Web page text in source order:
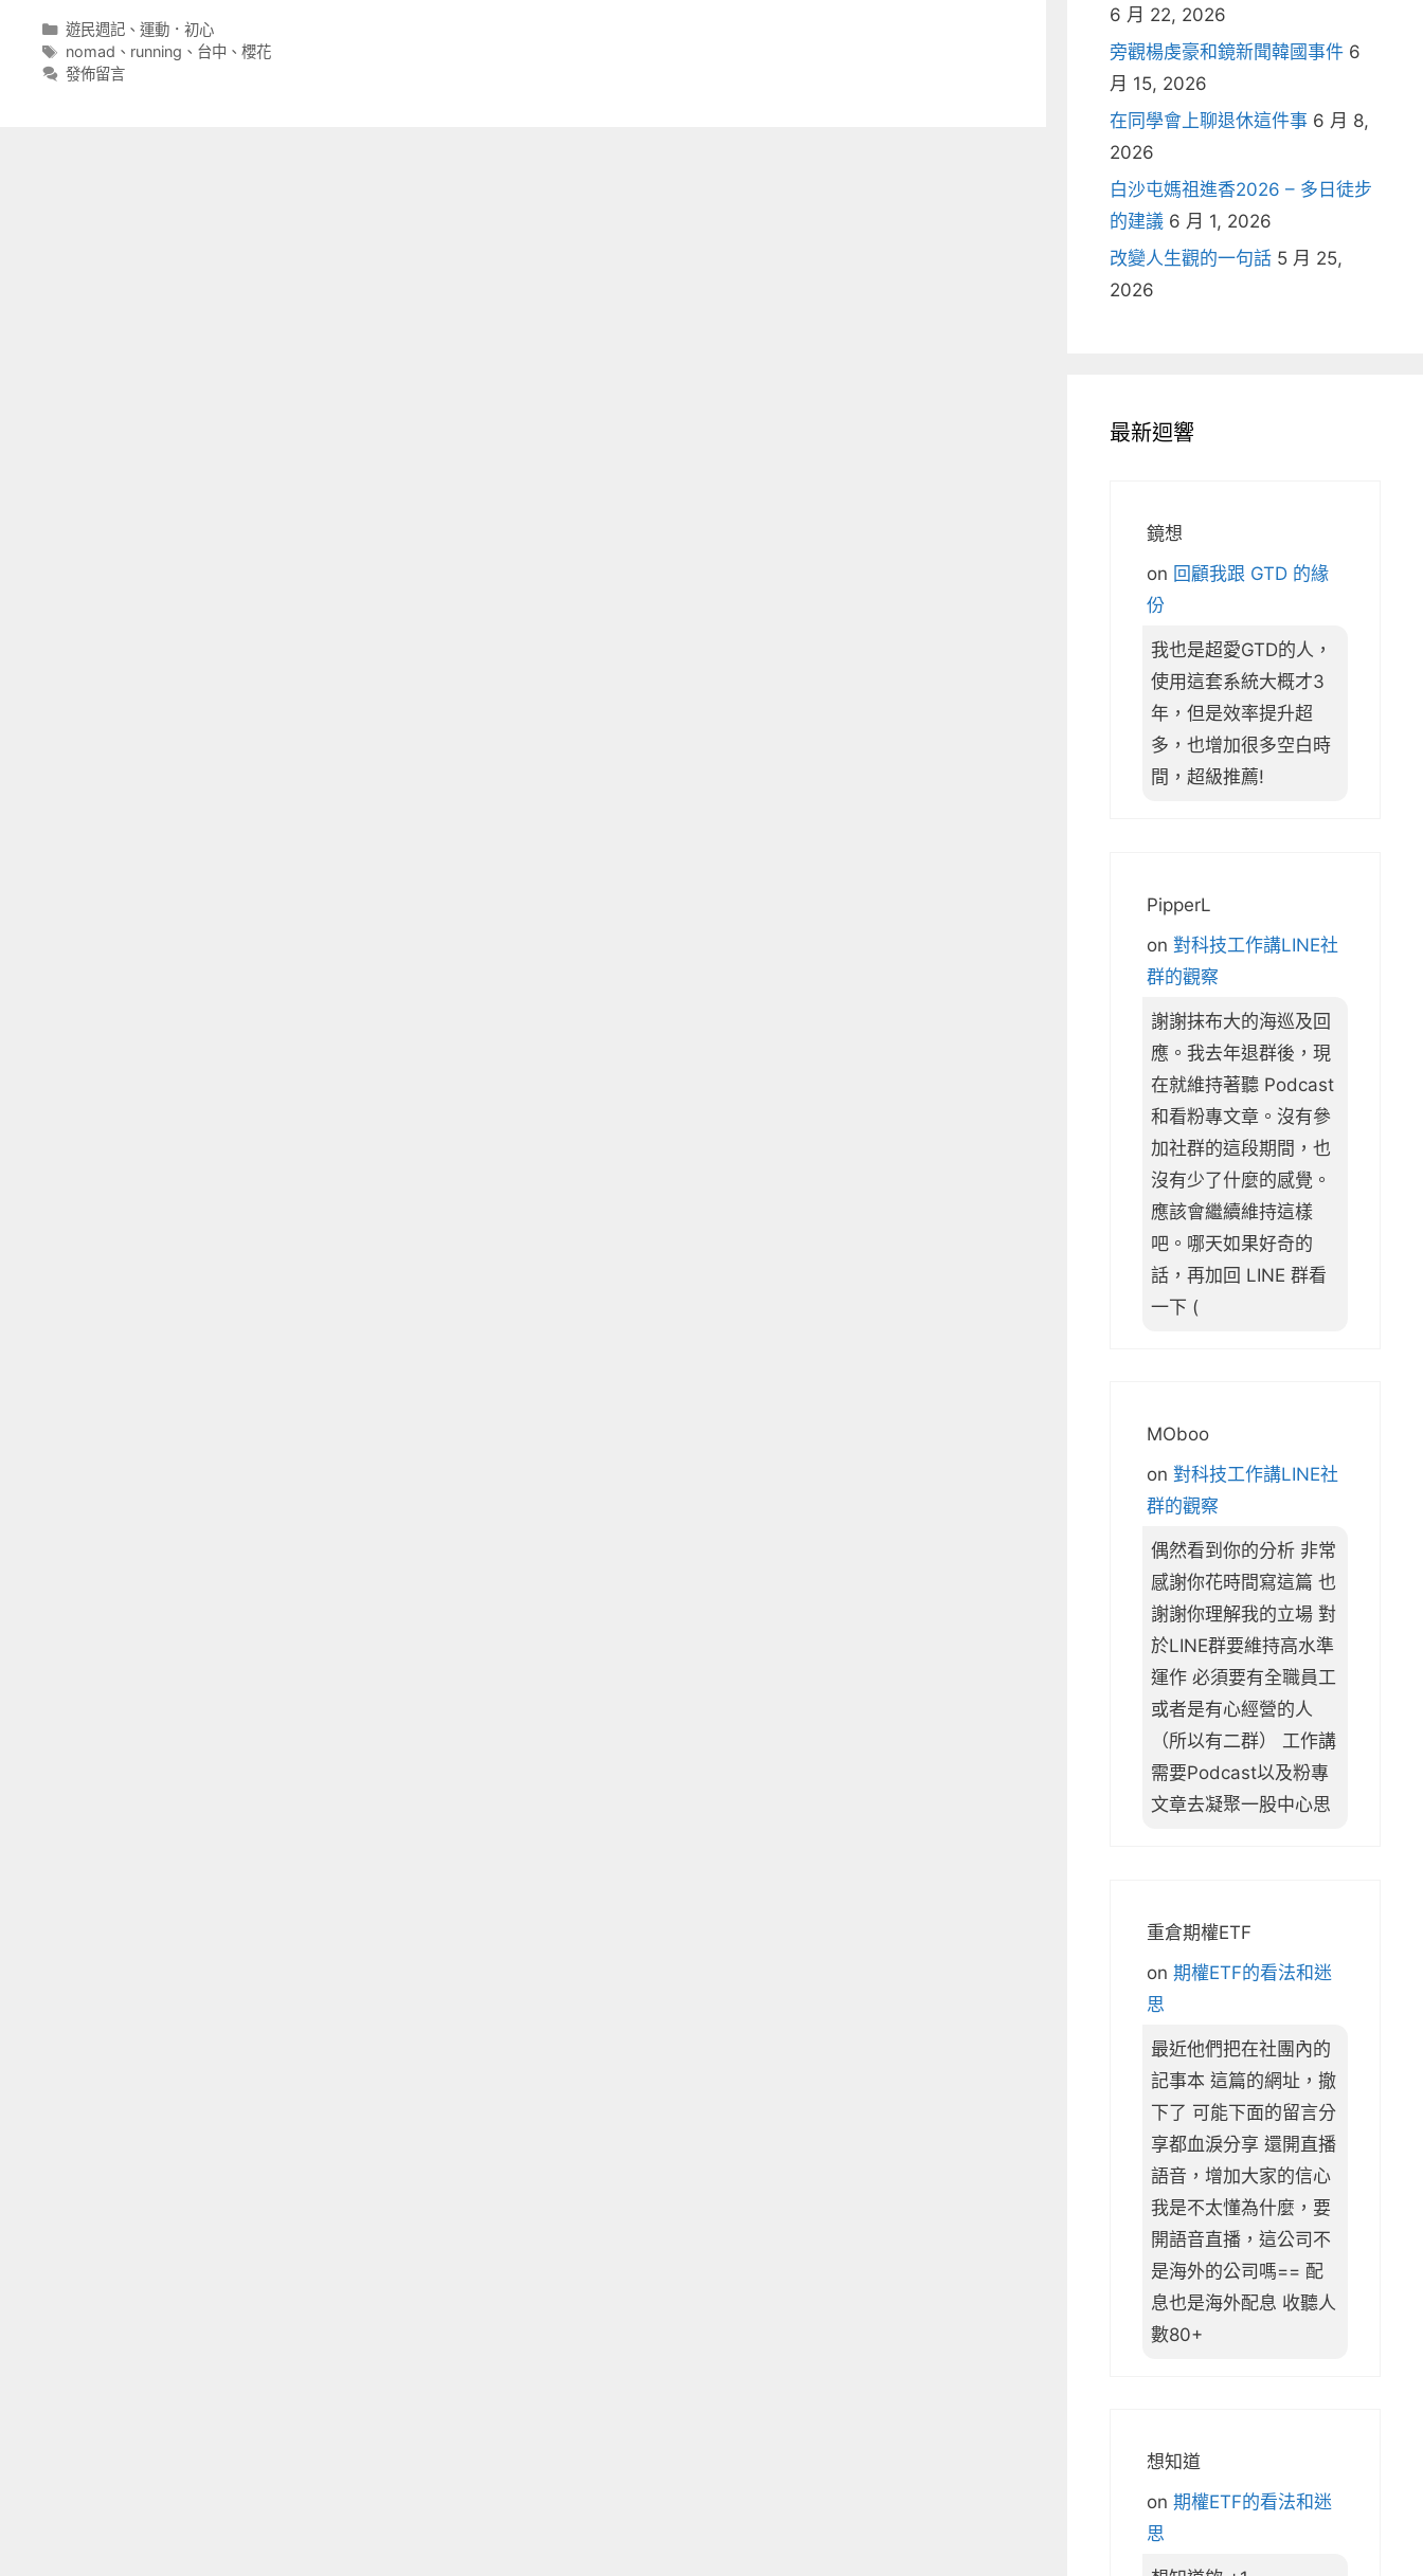
分
類
遊民週記、 運動．初心
標
籤
nomad 、 running 、 台中 、 櫻花
發佈留言
6 月 22, 2026
旁觀楊虔豪和鏡新聞韓國事件 6
月 15, 2026
在同學會上聊退休這件事 6 月 8,
2026
白沙屯媽祖進香2026 – 多日徒步
的建議 6 月 1, 2026
改變人生觀的一句話 5 月 25,
2026
最新迴響
鏡想
on 回顧我跟 GTD 的緣
份
我也是超愛GTD的人，
使用這套系統大概才3
年，但是效率提升超
多，也增加很多空白時
間，超級推薦!
PipperL
on 對科技工作講LINE社
群的觀察
謝謝抹布大的海巡及回
應。我去年退群後，現
在就維持著聽 Podcast
和看粉專文章。沒有參
加社群的這段期間，也
沒有少了什麼的感覺。
應該會繼續維持這樣
吧。哪天如果好奇的
話，再加回 LINE 群看
一下 (
MOboo
on 對科技工作講LINE社
群的觀察
偶然看到你的分析 非常
感謝你花時間寫這篇 也
謝謝你理解我的立場 對
於LINE群要維持高水準
運作 必須要有全職員工
或者是有心經營的人
（所以有二群） 工作講
需要Podcast以及粉專
文章去凝聚一股中心思
重倉期權ETF
on 期權ETF的看法和迷
思
最近他們把在社團內的
記事本 這篇的網址，撤
下了 可能下面的留言分
享都血淚分享 還開直播
語音，增加大家的信心
我是不太懂為什麼，要
開語音直播，這公司不
是海外的公司嗎== 配
息也是海外配息 收聽人
數80+
想知道
on 期權ETF的看法和迷
思